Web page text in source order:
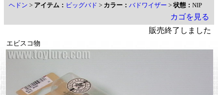
ヘドン > アイテム： ビッグバド > カラー： バドワイザー >状態： NIP
カゴを見る
販売終了しました
エビスコ物